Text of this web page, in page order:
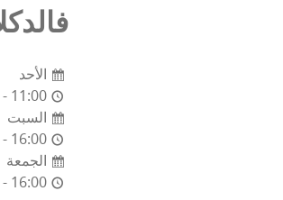
الأحد
11:00
السبت
16:00
الجمعة
16:00